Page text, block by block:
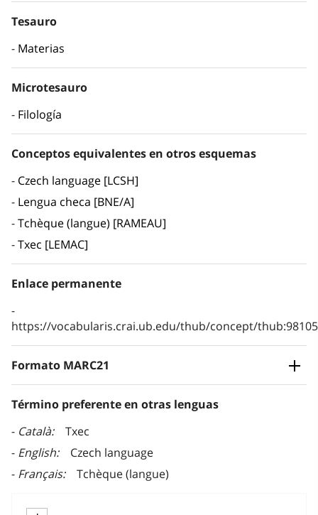
Tesauro
Materias
Microtesauro
Filología
Conceptos equivalentes en otros esquemas
Czech language [LCSH]
Lengua checa [BNE/A]
Tchèque (langue) [RAMEAU]
Txec [LEMAC]
Enlace permanente
https://vocabularis.crai.ub.edu/thub/concept/
Formato MARC21
Término preferente en otras lenguas
Català
Txec
English
Czech language
Français
Tchèque (langue)